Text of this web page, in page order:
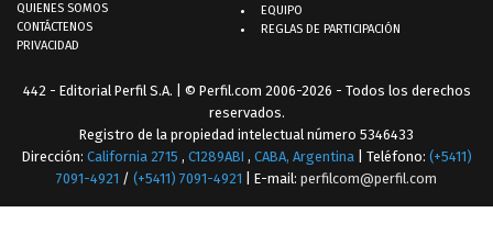
QUIENES SOMOS
CONTÁCTENOS
PRIVACIDAD
EQUIPO
REGLAS DE PARTICIPACIÓN
442 - Editorial Perfil S.A. | © Perfil.com 2006-2026 - Todos los derechos
reservados.
Registro de la propiedad intelectual número 5346433
Dirección: California 2715 , C1289ABI , CABA, Argentina | Teléfono: (+5411)
7091-4921 / (+5411) 7091-4921 | E-mail: perfilcom@perfil.com